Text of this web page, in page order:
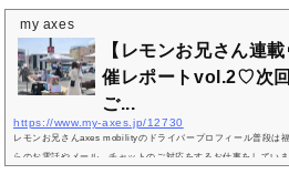
れるようになったきっかけレモンお兄さんaxes mobilityで盛岡
ES-Xのレモン柄のシャツを着ていたのがきっかけで、
た。その後、みずほさんがIns...
my axes
【レモンお兄さん連
催レポートvol.2♡次
ご...
https://www.my-axes.jp/12730
レモンお兄さんaxes mobilityのドライバープロフィール普段は
らのお電話やメール、チャットのご対応をするお仕事をしてい